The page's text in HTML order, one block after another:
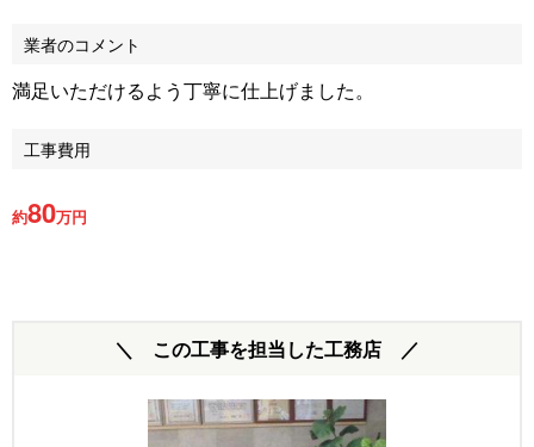
業者のコメント
満足いただけるよう丁寧に仕上げました。
工事費用
約80万円
＼ この工事を担当した工務店 ／